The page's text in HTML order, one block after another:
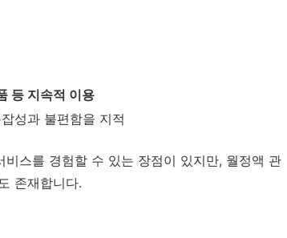
등 지속적 이용
성과 불편함을 지적
스를 경험할 수 있는 장점이 있지만, 월정액 관
존재합니다.